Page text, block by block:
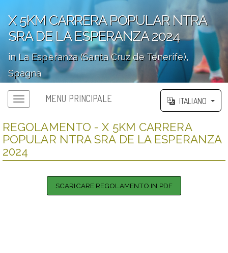
X 5KM CARRERA POPULAR NTRA
SRA DE LA ESPERANZA 2024
in La Esperanza (Santa Cruz de Tenerife),
Spagna
MENU PRINCIPALE ITALIANO
REGOLAMENTO - X 5KM CARRERA
POPULAR NTRA SRA DE LA ESPERANZA
2024
SCARICARE REGOLAMENTO IN PDF